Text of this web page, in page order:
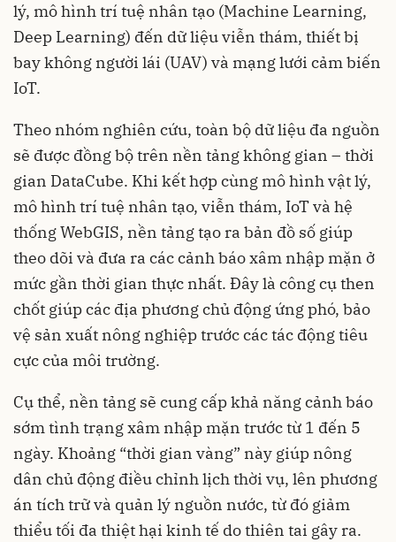
lý, mô hình trí tuệ nhân tạo (Machine Learning,
Deep Learning) đến dữ liệu viễn thám, thiết bị
bay không người lái (UAV) và mạng lưới cảm biến
IoT.
Theo nhóm nghiên cứu, toàn bộ dữ liệu đa nguồn
sẽ được đồng bộ trên nền tảng không gian – thời
gian DataCube. Khi kết hợp cùng mô hình vật lý,
mô hình trí tuệ nhân tạo, viễn thám, IoT và hệ
thống WebGIS, nền tảng tạo ra bản đồ số giúp
theo dõi và đưa ra các cảnh báo xâm nhập mặn ở
mức gần thời gian thực nhất. Đây là công cụ then
chốt giúp các địa phương chủ động ứng phó, bảo
vệ sản xuất nông nghiệp trước các tác động tiêu
cực của môi trường.
Cụ thể, nền tảng sẽ cung cấp khả năng cảnh báo
sớm tình trạng xâm nhập mặn trước từ 1 đến 5
ngày. Khoảng “thời gian vàng” này giúp nông
dân chủ động điều chỉnh lịch thời vụ, lên phương
án tích trữ và quản lý nguồn nước, từ đó giảm
thiểu tối đa thiệt hại kinh tế do thiên tai gây ra.